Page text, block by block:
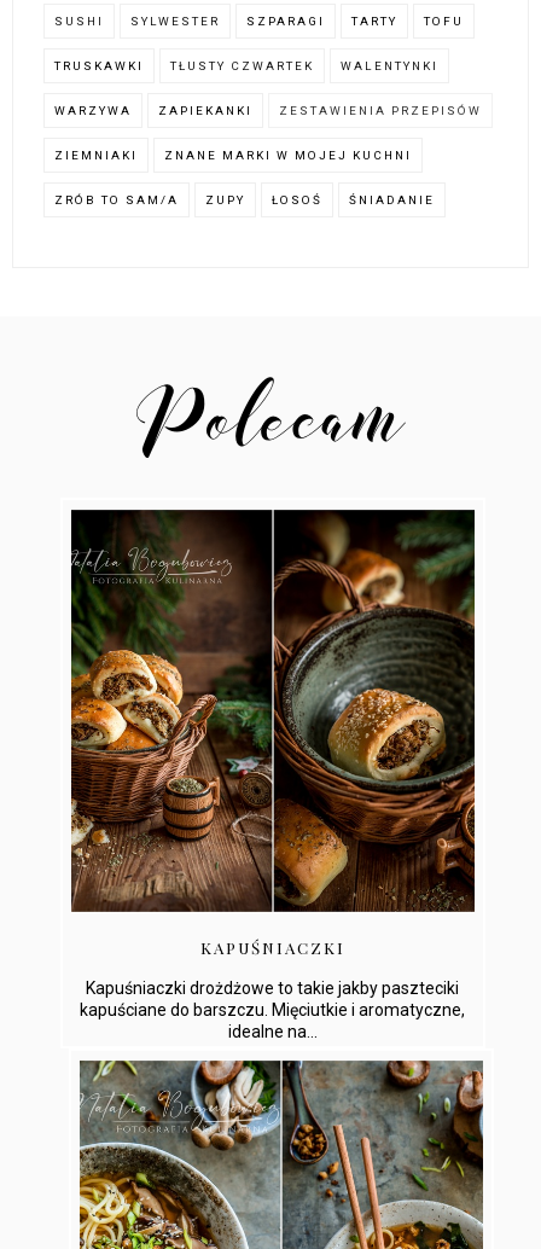
SUSHI SYLWESTER SZPARAGI TARTY TOFU
TRUSKAWKI TŁUSTY CZWARTEK WALENTYNKI
WARZYWA ZAPIEKANKI ZESTAWIENIA PRZEPISÓW
ZIEMNIAKI ZNANE MARKI W MOJEJ KUCHNI
ZRÓB TO SAM/A ZUPY ŁOSOŚ ŚNIADANIE
KAPUŚNIACZKI
Kapuśniaczki drożdżowe to takie jakby paszteciki
kapuściane do barszczu. Mięciutkie i aromatyczne,
idealne na...